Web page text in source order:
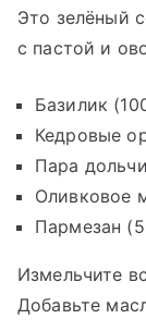
Это зелёный
с пастой и
Базилик
Кедровые
Пара
Оливковое
Пармезан
Измельчите
Добавьте